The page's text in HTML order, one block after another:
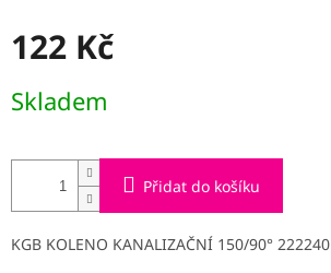
122 Kč
cena:
Skladem
Přidat do košíku
KGB KOLENO KANALIZAČNÍ 150/90° 222240